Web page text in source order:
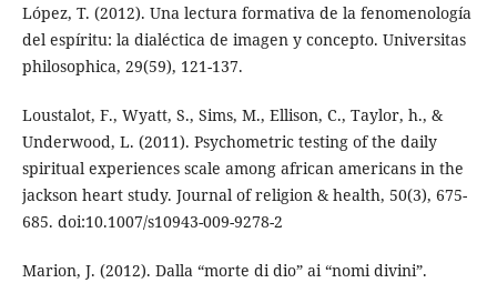
López, T. (2012). Una lectura formativa de la fenomenología
del espíritu: la dialéctica de imagen y concepto. Universitas
philosophica, 29(59), 121-137.
Loustalot, F., Wyatt, S., Sims, M., Ellison, C., Taylor, h., &
Underwood, L. (2011). Psychometric testing of the daily
spiritual experiences scale among african americans in the
jackson heart study. Journal of religion & health, 50(3), 675-
685. doi:10.1007/s10943-009-9278-2
Marion, J. (2012). Dalla “morte di dio” ai “nomi divini”.